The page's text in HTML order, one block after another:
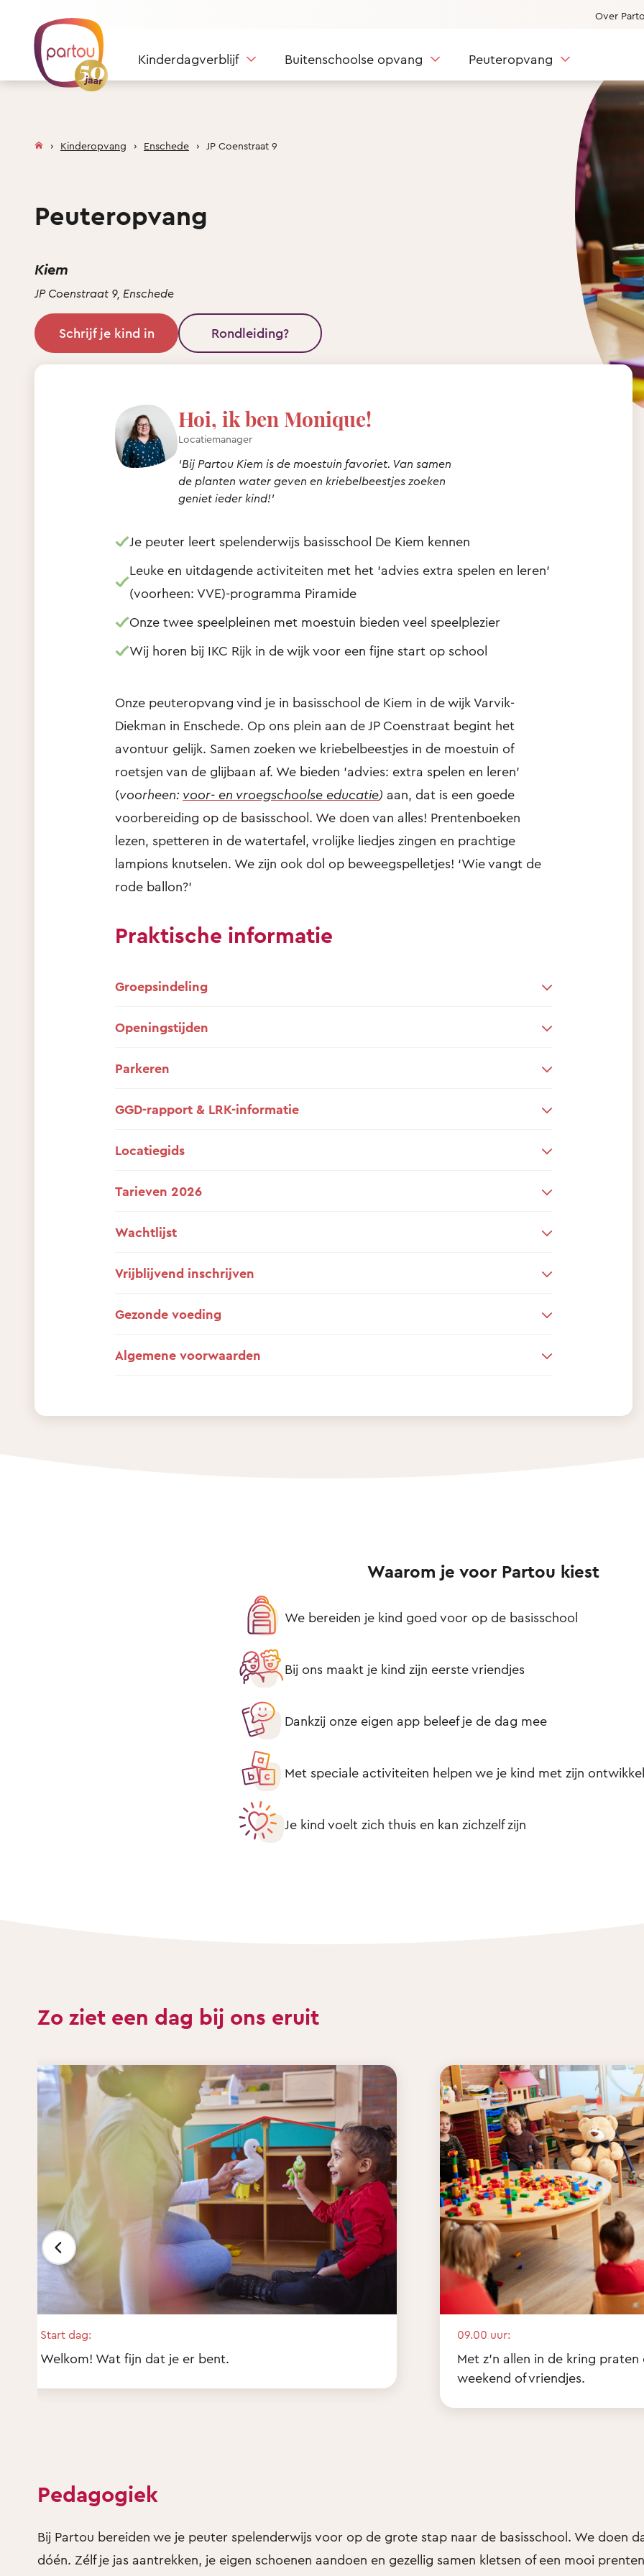
Over
Kinderdagverblijf Buitenschoolse opvang Peuteropvang
Kinderopvang Enschede JP Coenstraat 9
Peuteropvang
Kiem
JP Coenstraat 9, Enschede
Schrijf je kind in Rondleiding?
Hoi, ik ben Monique!
Locatiemanager
‘Bij Partou Kiem is de moestuin favoriet. Van samen
de planten water geven en kriebelbeestjes zoeken
geniet ieder kind!’
Je peuter leert spelenderwijs basisschool De Kiem kennen
Leuke en uitdagende activiteiten met het 'advies extra spelen en leren'
(voorheen: VVE)-programma Piramide
Onze twee speelpleinen met moestuin bieden veel speelplezier
Wij horen bij IKC Rijk in de wijk voor een fijne start op school
Onze peuteropvang vind je in basisschool de Kiem in de wijk Varvik-
Diekman in Enschede. Op ons plein aan de JP Coenstraat begint het
avontuur gelijk. Samen zoeken we kriebelbeestjes in de moestuin of
roetsjen van de glijbaan af. We bieden 'advies: extra spelen en leren'
(voorheen: voor- en vroegschoolse educatie) aan, dat is een goede
voorbereiding op de basisschool. We doen van alles! Prentenboeken
lezen, spetteren in de watertafel, vrolijke liedjes zingen en prachtige
lampions knutselen. We zijn ook dol op beweegspelletjes! ‘Wie vangt de
rode ballon?’
Praktische informatie
Groepsindeling
Openingstijden
Parkeren
GGD-rapport & LRK-informatie
Locatiegids
Tarieven 2026
Wachtlijst
Vrijblijvend inschrijven
Gezonde voeding
Algemene voorwaarden
Waarom je voor Partou kiest
We bereiden je kind goed voor op de basisschool
Bij ons maakt je kind zijn eerste vriendjes
Dankzij onze eigen app beleef je de dag mee
Met speciale activiteiten helpen we je kind met zijn
Je kind voelt zich thuis en kan zichzelf zijn
Zo ziet een dag bij ons eruit
Start dag:
Welkom! Wat fijn dat je er bent.
09.00 uur:
Met z'n allen in de kring
weekend of vriendjes.
Pedagogiek
Bij Partou bereiden we je peuter spelenderwijs voor op de grote stap naar de basisschool. We doen
dóén. Zélf je jas aantrekken, je eigen schoenen aandoen en gezellig samen kletsen of een mooi